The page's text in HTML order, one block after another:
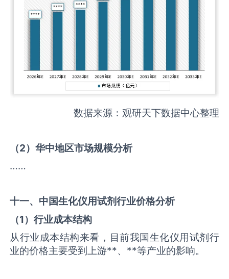
数据来源：观研天下数据中心整理
（2）华中地区市场规模分析
……
十一、中国生化仪用试剂行业价格分析
（1）行业成本结构
从行业成本结构来看，目前我国生化仪用试剂行
业的价格主要受到上游**、**等产业的影响。